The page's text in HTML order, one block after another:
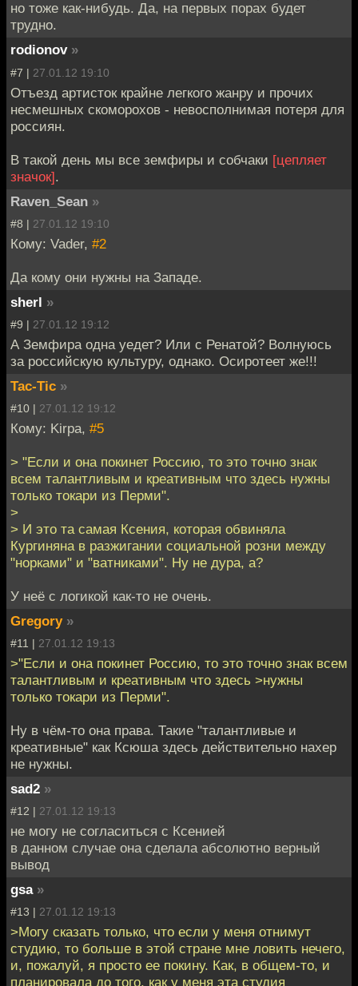
но тоже как-нибудь. Да, на первых порах будет
трудно.
rodionov »
#7 | 27.01.12 19:10
Отъезд артисток крайне легкого жанру и прочих
несмешных скоморохов - невосполнимая потеря для
россиян.
В такой день мы все земфиры и собчаки [цепляет
значок].
Raven_Sean »
#8 | 27.01.12 19:10
Кому: Vader, #2
Да кому они нужны на Западе.
sherl »
#9 | 27.01.12 19:12
А Земфира одна уедет? Или с Ренатой? Волнуюсь
за российскую культуру, однако. Осиротеет же!!!
Tac-Tic »
#10 | 27.01.12 19:12
Кому: Kirpa, #5
> "Если и она покинет Россию, то это точно знак
всем талантливым и креативным что здесь нужны
только токари из Перми".
>
> И это та самая Ксения, которая обвиняла
Кургиняна в разжигании социальной розни между
"норками" и "ватниками". Ну не дура, а?
У неё с логикой как-то не очень.
Gregory »
#11 | 27.01.12 19:13
>"Если и она покинет Россию, то это точно знак всем
талантливым и креативным что здесь >нужны
только токари из Перми".
Ну в чём-то она права. Такие "талантливые и
креативные" как Ксюша здесь действительно нахер
не нужны.
sad2 »
#12 | 27.01.12 19:13
не могу не согласиться с Ксенией
в данном случае она сделала абсолютно верный
вывод
gsa »
#13 | 27.01.12 19:13
>Могу сказать только, что если у меня отнимут
студию, то больше в этой стране мне ловить нечего,
и, пожалуй, я просто ее покину. Как, в общем-то, и
планировала до того, как у меня эта студия